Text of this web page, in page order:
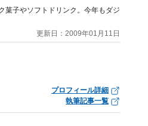
菓子やソフトドリンク。今年もダジ
更新日：2009年01月11日
プロフィール詳細
執筆記事一覧